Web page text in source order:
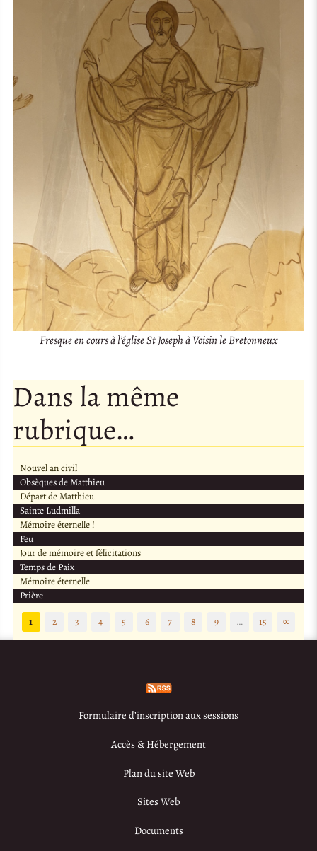
Fresque en cours à l’église St Joseph à Voisin le Bretonneux
Dans la même
rubrique…
Nouvel an civil
Obsèques de Matthieu
Départ de Matthieu
Sainte Ludmilla
Mémoire éternelle !
Feu
Jour de mémoire et félicitations
Temps de Paix
Mémoire éternelle
Prière
1
2 3 4 5 6 7 8 9 … 15 ∞
Formulaire d’inscription aux sessions
Accès & Hébergement
Plan du site Web
Sites Web
Documents